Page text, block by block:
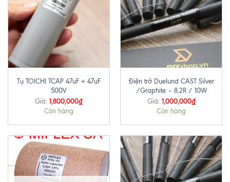
Tụ TOICHI TCAP 47uF + 47uF
500V
Giá: 1,800,000₫
Còn hàng
Điện trở Duelund CAST Silver
/Graphite – 8.2R / 10W
Giá: 1,000,000₫
Còn hàng